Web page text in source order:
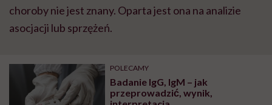
choroby nie jest znany. Oparta jest ona na analizie
asocjacji lub sprzężeń.
POLECAMY
Badanie IgG, IgM – jak
przeprowadzić, wynik,